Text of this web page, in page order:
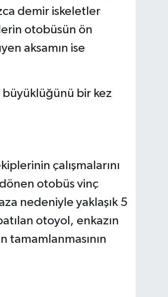
demir iskeletler
otobüsün ön
aksamın ise
büyüklüğünü bir kez
çalışmalarını
dönen otobüs vinç
nedeniyle yaklaşık 5
otoyol, enkazın
tamamlanmasının